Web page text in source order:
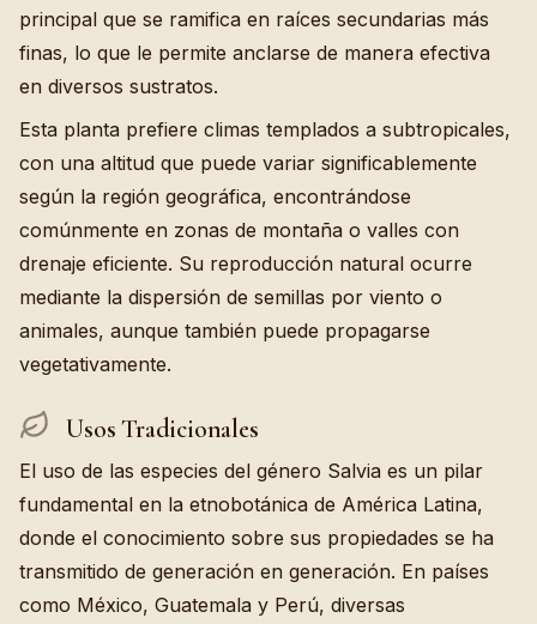
principal que se ramifica en raíces secundarias más
finas, lo que le permite anclarse de manera efectiva
en diversos sustratos.
Esta planta prefiere climas templados a subtropicales,
con una altitud que puede variar significablemente
según la región geográfica, encontrándose
comúnmente en zonas de montaña o valles con
drenaje eficiente. Su reproducción natural ocurre
mediante la dispersión de semillas por viento o
animales, aunque también puede propagarse
vegetativamente.
Usos Tradicionales
El uso de las especies del género Salvia es un pilar
fundamental en la etnobotánica de América Latina,
donde el conocimiento sobre sus propiedades se ha
transmitido de generación en generación. En países
como México, Guatemala y Perú, diversas